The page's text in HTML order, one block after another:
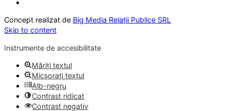
Concept realizat de Big Media Relații Publice SRL
Skip to content
Instrumente de accesibilitate
Măriți textul
Micșorați textul
Alb-negru
Contrast ridicat
Contrast negativ